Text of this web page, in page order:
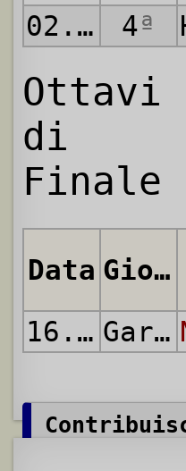
02.12.2015
4ª
Ottavi
di
Finale
Data Giornata
16.12.2015
Gara Unica